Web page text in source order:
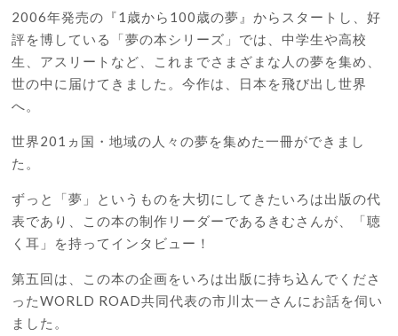
2006年発売の『1歳から100歳の夢』からスタートし、好
評を博している「夢の本シリーズ」では、中学生や高校
生、アスリートなど、これまでさまざまな人の夢を集め、
世の中に届けてきました。今作は、日本を飛び出し世界
へ。
世界201ヵ国・地域の人々の夢を集めた一冊ができまし
た。
ずっと「夢」というものを大切にしてきたいろは出版の代
表であり、この本の制作リーダーであるきむさんが、「聴
く耳」を持ってインタビュー！
第五回は、この本の企画をいろは出版に持ち込んでくださ
ったWORLD ROAD共同代表の市川太一さんにお話を伺い
ました。